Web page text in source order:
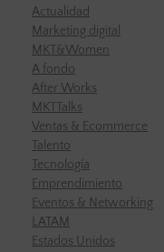
Actualidad
Marketing digital
MKT&Women
A fondo
After Works
MKTTalks
Ventas & Ecommerce
Talento
Tecnología
Emprendimiento
Eventos & Networking
LATAM
Estados Unidos